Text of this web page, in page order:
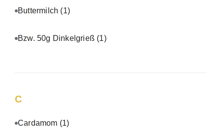
Buttermilch (1)
Bzw. 50g Dinkelgrieß (1)
C
Cardamom (1)